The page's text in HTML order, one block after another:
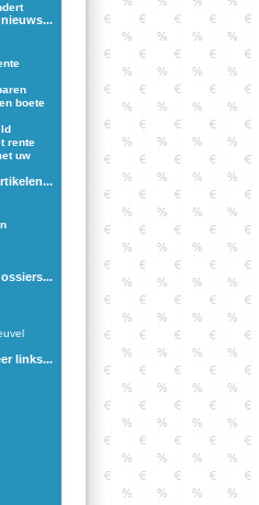
nieuws...
boete
rente
uw
links...